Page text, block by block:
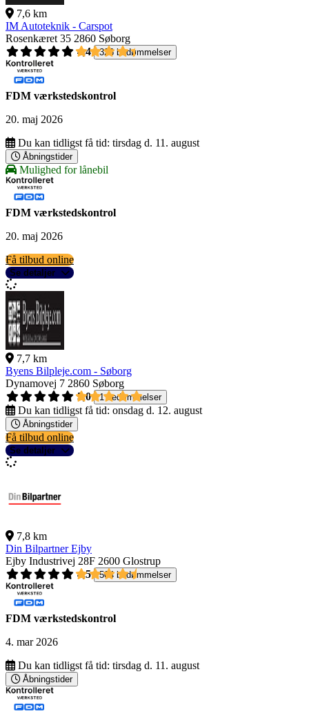
7,6 km
IM Autoteknik - Carspot
Rosenkæret 35 2860 Søborg
4,4
326 bedømmelser
FDM værkstedskontrol
20. maj 2026
Du kan tidligst få tid: tirsdag d. 11. august
Åbningstider
Mulighed for lånebil
FDM værkstedskontrol
20. maj 2026
Få tilbud online
Se detaljer
7,7 km
Byens Bilpleje.com - Søborg
Dynamovej 7 2860 Søborg
5,0
1 bedømmelser
Du kan tidligst få tid: onsdag d. 12. august
Åbningstider
Få tilbud online
Se detaljer
7,8 km
Din Bilpartner Ejby
Ejby Industrivej 28F 2600 Glostrup
4,5
504 bedømmelser
FDM værkstedskontrol
4. mar 2026
Du kan tidligst få tid: tirsdag d. 11. august
Åbningstider